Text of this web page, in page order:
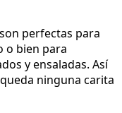
son perfectas para
o bien para
y ensaladas. Así
ninguna carita